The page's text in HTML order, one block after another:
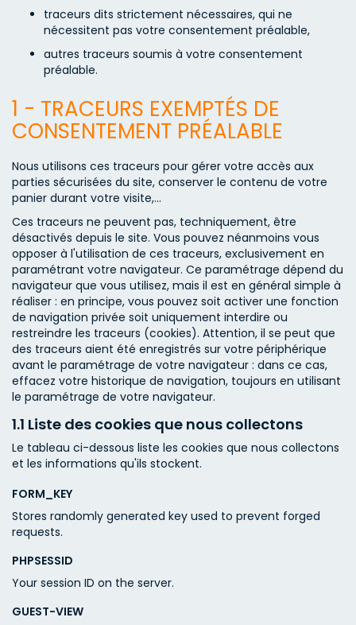
traceurs dits strictement nécessaires, qui ne
nécessitent pas votre consentement préalable,
autres traceurs soumis à votre consentement
préalable.
1 - TRACEURS EXEMPTÉS DE
CONSENTEMENT PRÉALABLE
Nous utilisons ces traceurs pour gérer votre accès aux
parties sécurisées du site, conserver le contenu de votre
panier durant votre visite,...
Ces traceurs ne peuvent pas, techniquement, être
désactivés depuis le site. Vous pouvez néanmoins vous
opposer à l'utilisation de ces traceurs, exclusivement en
paramétrant votre navigateur. Ce paramétrage dépend du
navigateur que vous utilisez, mais il est en général simple à
réaliser : en principe, vous pouvez soit activer une fonction
de navigation privée soit uniquement interdire ou
restreindre les traceurs (cookies). Attention, il se peut que
des traceurs aient été enregistrés sur votre périphérique
avant le paramétrage de votre navigateur : dans ce cas,
effacez votre historique de navigation, toujours en utilisant
le paramétrage de votre navigateur.
1.1 Liste des cookies que nous collectons
Le tableau ci-dessous liste les cookies que nous collectons
et les informations qu'ils stockent.
FORM_KEY
Stores randomly generated key used to prevent forged
requests.
PHPSESSID
Your session ID on the server.
GUEST-VIEW